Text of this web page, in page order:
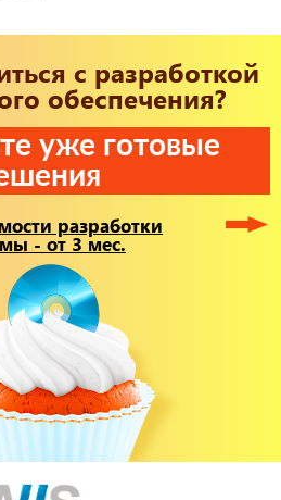
с разработкой
обеспечения?
уже готовые
разработки
- от 3 мес.